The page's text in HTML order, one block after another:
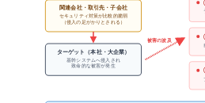
関連会社・取引先・子会社
セキュリティ対策が比較的脆弱
（侵入の足がかりとされる）
ターゲット（本社・大企業）
基幹システムへ侵入され
致命的な被害が発生
被害の波及